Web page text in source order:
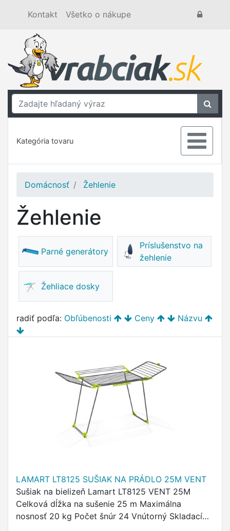
Kontakt Všetko o nákupe
Kategória tovaru
Domácnosť Žehlenie
Žehlenie
Parné generátory
Príslušenstvo na
žehlenie
Žehliace dosky
radiť podľa: Obľúbenosti Ceny Názvu
LAMART LT8125 SUŠIAK NA PRÁDLO 25M VENT
Sušiak na bielizeň Lamart LT8125 VENT 25M
Celková dĺžka na sušenie 25 m Maximálna
nosnosť 20 kg Počet šnúr 24 Vnútorný Skladací